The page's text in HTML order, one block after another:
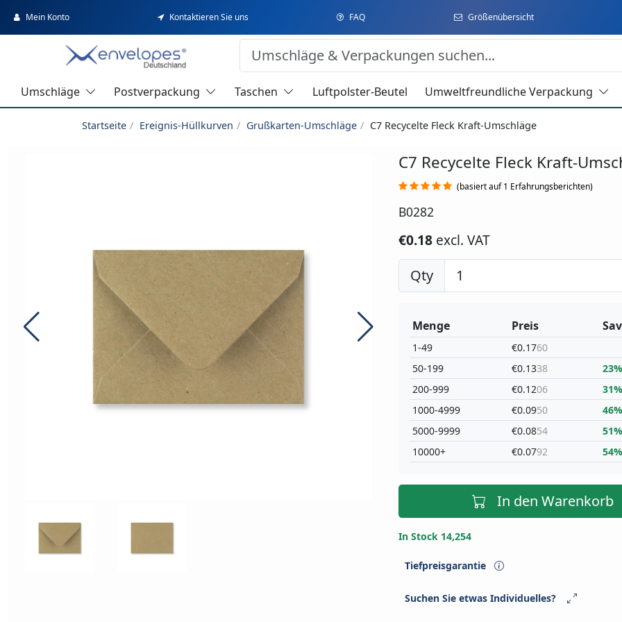
Mein Konto Kontaktieren Sie uns FAQ Größenübersicht
Umschläge Postverpackung Taschen Luftpolster-Beutel Umweltfreundliche Verpackung
Startseite Ereignis-Hüllkurven Grußkarten-Umschläge C7 Recycelte Fleck Kraft-Umschläge
C7 Recycelte Fleck Kraft-
(basiert auf 1 Erfahrungsberichten)
B0282
€0.18 excl. VAT
Qty
Menge
1-49
50-199
200-999
1000-4999
5000-9999
10000+
Preis
€0.1760
€0.1338
€0.1206
€0.0950
€0.0854
€0.0792
23%
31%
46%
51%
54%
In den Warenkorb
In Stock 14,254
Tiefpreisgarantie
Suchen Sie etwas Individuelles?